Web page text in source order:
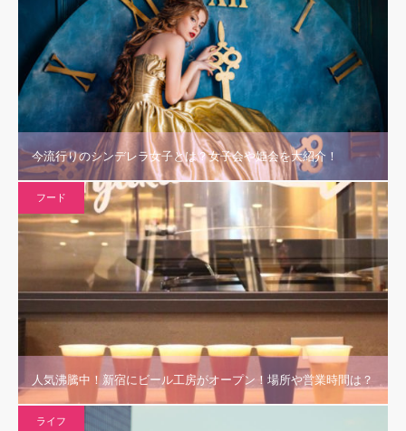
今流行りのシンデレラ女子とは？女子会や姫会を大紹介！
フード
人気沸騰中！新宿にビール工房がオープン！場所や営業時間は？
ライフ